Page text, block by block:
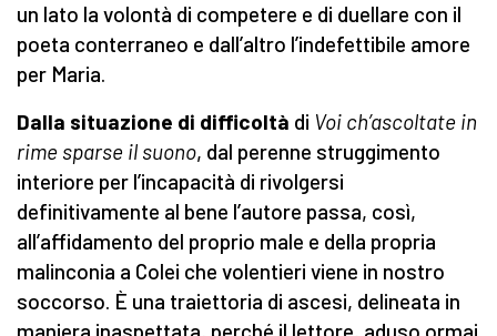
un lato la volontà di competere e di duellare con il
poeta conterraneo e dall’altro l’indefettibile amore
per Maria.
Dalla situazione di difficoltà di Voi ch’ascoltate in
rime sparse il suono, dal perenne struggimento
interiore per l’incapacità di rivolgersi
definitivamente al bene l’autore passa, così,
all’affidamento del proprio male e della propria
malinconia a Colei che volentieri viene in nostro
soccorso. È una traiettoria di ascesi, delineata in